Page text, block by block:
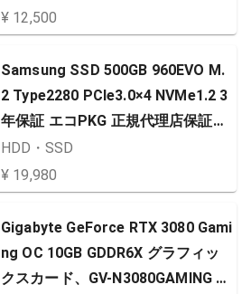
¥ 12,500
Samsung SSD 500GB 960EVO M.
2 Type2280 PCIe3.0×4 NVMe1.2 3
年保証 エコPKG 正規代理店保証品
MZ-V6E500B/EC
HDD・SSD
¥ 19,980
Gigabyte GeForce RTX 3080 Gami
ng OC 10GB GDDR6X グラフィッ
クスカード、GV-N3080GAMING O